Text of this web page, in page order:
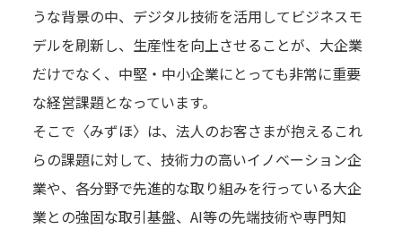
うな背景の中、デジタル技術を活用してビジネスモ
デルを刷新し、生産性を向上させることが、大企業
だけでなく、中堅・中小企業にとっても非常に重要
な経営課題となっています。
そこで〈みずほ〉は、法人のお客さまが抱えるこれ
らの課題に対して、技術力の高いイノベーション企
業や、各分野で先進的な取り組みを行っている大企
業との強固な取引基盤、AI等の先端技術や専門知